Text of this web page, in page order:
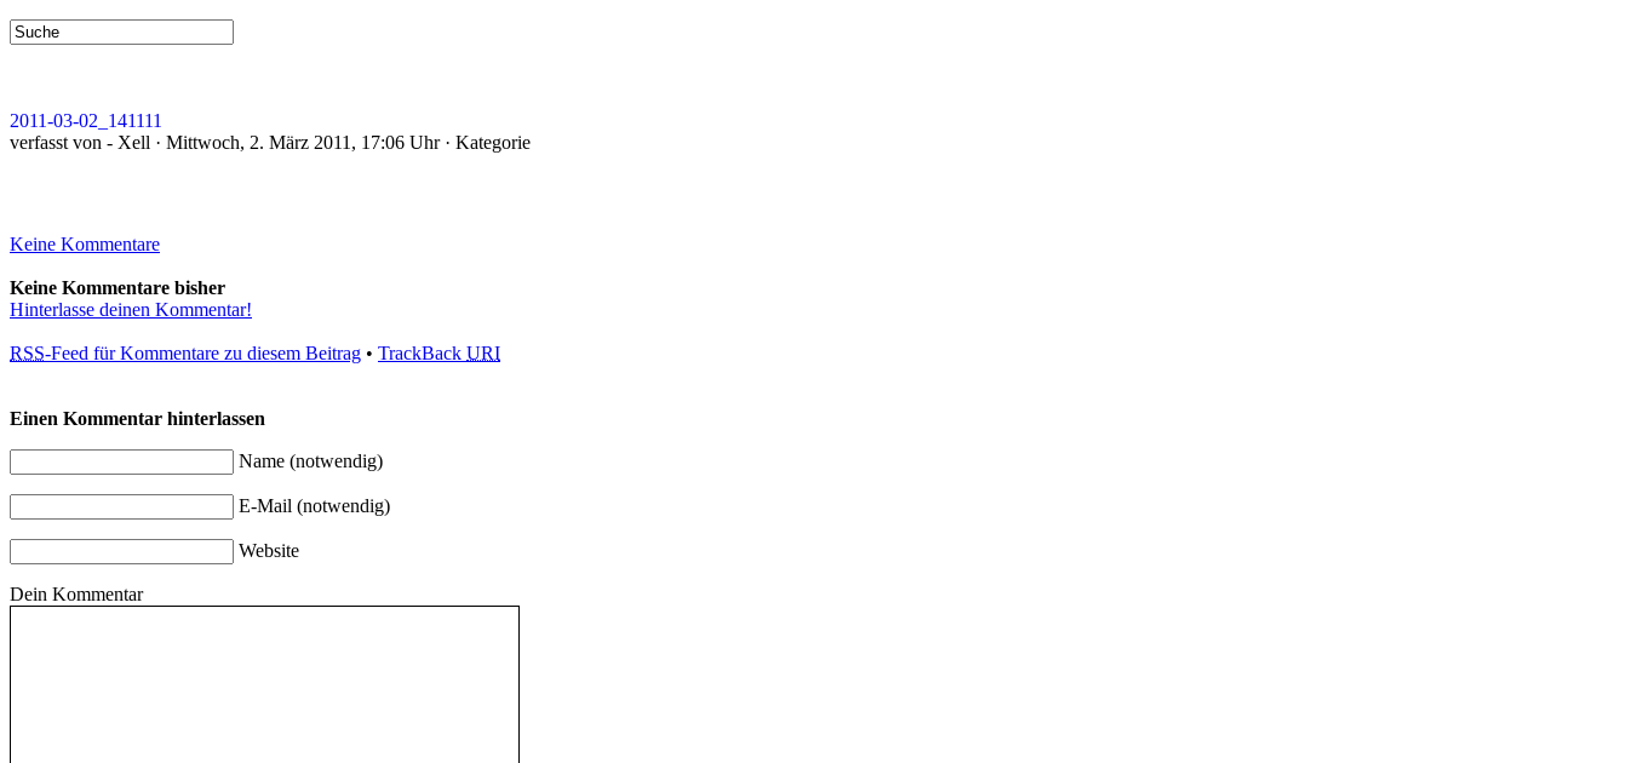
2011-03-02_141111
verfasst von - Xell · Mittwoch, 2. März 2011, 17:06 Uhr · Kategorie
Keine Kommentare
Keine Kommentare bisher
Hinterlasse deinen Kommentar!
RSS-Feed für Kommentare zu diesem Beitrag • TrackBack URI
Einen Kommentar hinterlassen
Name (notwendig)
E-Mail (notwendig)
Website
Dein Kommentar